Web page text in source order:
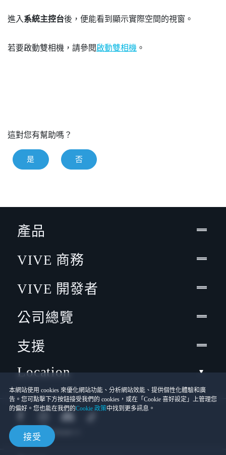
進入 系統主控台後，便能看到顯示實際空間的視窗。
若要啟動雙相機，請參閱啟動雙相機 。
這對您有幫助嗎？
是 否
本網站使用 cookies 來優化網站功能、分析網站效能、提供個性化體驗和廣
告。您可點擊下方按鈕接受我們的 cookies，或在「Cookie 喜好設定」上管理您
的偏好。您也能在我們的Cookie 政策中找到更多訊息。
接受
產品
VIVE 商務
VIVE 開發者
公司總覽
支援
Location